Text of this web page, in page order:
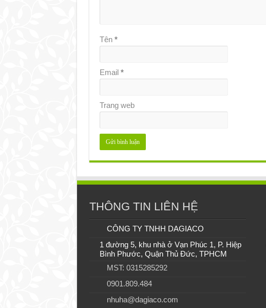
Tên *
Email *
Trang web
THÔNG TIN LIÊN HỆ
CÔNG TY TNHH DAGIACO
1 đường 5, khu nhà ở Vạn Phúc 1, P. Hiệp
Bình Phước, Quận Thủ Đức, TPHCM
MST: 0315285292
0901.809.484
nhuha@dagiaco.com